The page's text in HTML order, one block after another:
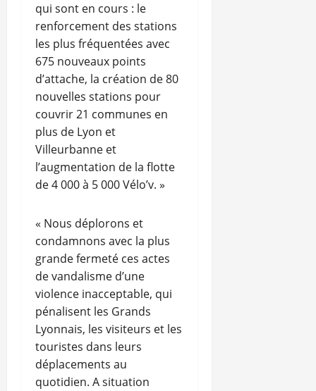
qui sont en cours : le
renforcement des stations
les plus fréquentées avec
675 nouveaux points
d’attache, la création de 80
nouvelles stations pour
couvrir 21 communes en
plus de Lyon et
Villeurbanne et
l’augmentation de la flotte
de 4 000 à 5 000 Vélo’v. »
« Nous déplorons et
condamnons avec la plus
grande fermeté ces actes
de vandalisme d’une
violence inacceptable, qui
pénalisent les Grands
Lyonnais, les visiteurs et les
touristes dans leurs
déplacements au
quotidien. A situation